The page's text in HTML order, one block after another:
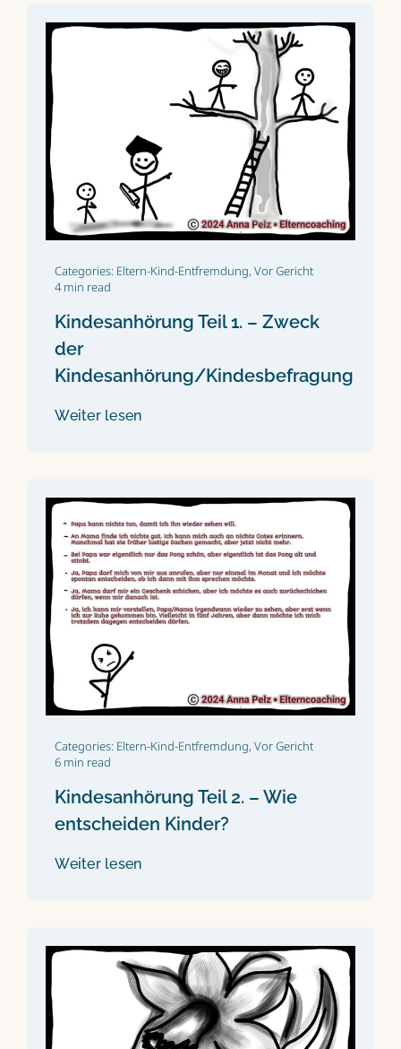
Categories: Eltern-Kind-Entfremdung,Vor Gericht
4 min read
Kindesanhörung Teil 1. – Zweck
der
Kindesanhörung/Kindesbefragung
Weiter lesen
Categories: Eltern-Kind-Entfremdung,Vor Gericht
6 min read
Kindesanhörung Teil 2. – Wie
entscheiden Kinder?
Weiter lesen